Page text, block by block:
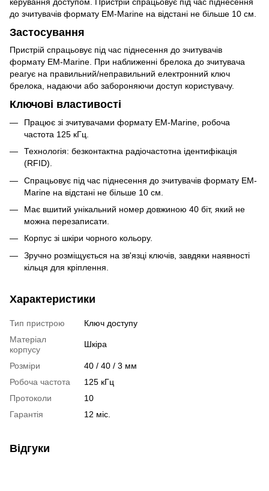
до зчитувачів формату EM-Marine на відстані не більше 10 см.
Застосування
Пристрій спрацьовує під час піднесення до зчитувачів
формату EM-Marine. При наближенні брелока до зчитувача
реагує на правильний/неправильний електронний ключ
брелока, надаючи або забороняючи доступ користувачу.
Ключові властивості
Працює зі зчитувачами формату EM-Marine, робоча
частота 125 кГц.
Технологія: безконтактна радіочастотна ідентифікація
(RFID).
Спрацьовує під час піднесення до зчитувачів формату EM-
Marine на відстані не більше 10 см.
Має вшитий унікальний номер довжиною 40 біт, який не
можна перезаписати.
Корпус зі шкіри чорного кольору.
Зручно розміщується на зв'язці ключів, завдяки наявності
кільця для кріплення.
Характеристики
Тип пристрою
Ключ доступу
Матеріал
корпусу
Шкіра
Розміри
40 / 40 / 3 мм
Робоча частота
125 кГц
Протоколи
10
Гарантія
12 міс.
Відгуки